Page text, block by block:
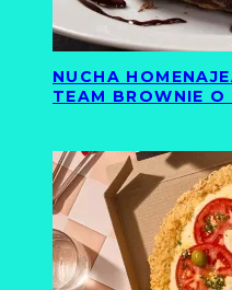
NUCHA
TEAM BROWNIE O